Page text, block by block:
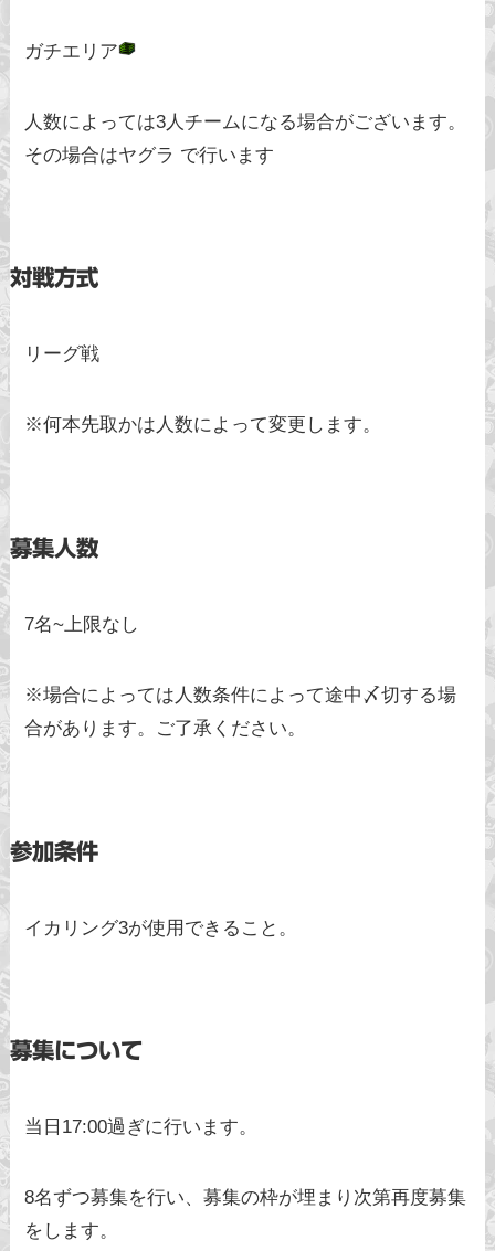
ガチエリア
人数によっては3人チームになる場合がございます。
その場合はヤグラ で行います
対戦方式
リーグ戦
※何本先取かは人数によって変更します。
募集人数
7名~上限なし
※場合によっては人数条件によって途中〆切する場
合があります。ご了承ください。
参加条件
イカリング3が使用できること。
募集について
当日17:00過ぎに行います。
8名ずつ募集を行い、募集の枠が埋まり次第再度募集
をします。